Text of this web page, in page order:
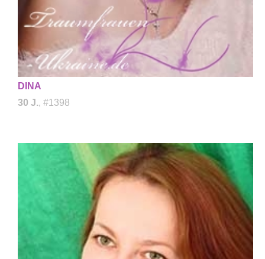
DINA
30 J., #1398